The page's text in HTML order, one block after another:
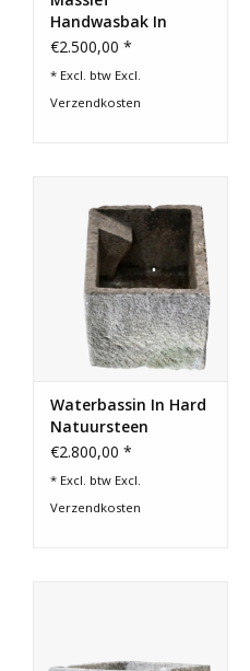
Handwasbak In
Spaanse Brocatelle
€2.500,00 *
* Excl. btw Excl.
Verzendkosten
Waterbassin In Hard
Natuursteen
€2.800,00 *
* Excl. btw Excl.
Verzendkosten